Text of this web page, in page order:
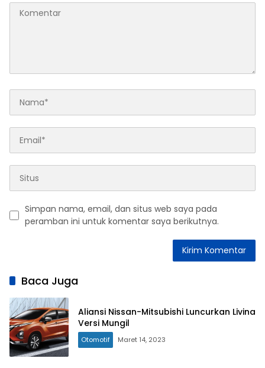
Simpan nama, email, dan situs web saya pada
peramban ini untuk komentar saya berikutnya.
Baca Juga
Aliansi Nissan-Mitsubishi Luncurkan Livina
Versi Mungil
Otomotif Maret 14, 2023